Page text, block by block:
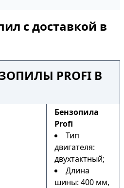
с доставкой в
PROFI В
Бензопила
Profi
Тип
двигателя:
двухтактный;
Длина
шины: 400 мм,